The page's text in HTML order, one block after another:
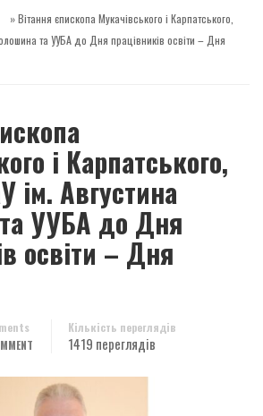
»Вітання єпископа Мукачівського і Карпатського,
та УУБА до Дня працівників освіти – Дня
і Карпатського,
ім. Августина
УУБА до Дня
освіти – Дня
Кількість переглядів
1419 переглядів